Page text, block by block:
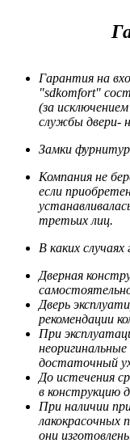
Гарантия на
"sdkomfort"
(за
службы двери-
Замки
Компания не
если
третьих лиц.
В каких
Дверная
Дверь
рекомендации
При
достаточный
До истечения
в конструкцию
При наличии
лакокрасочных
они